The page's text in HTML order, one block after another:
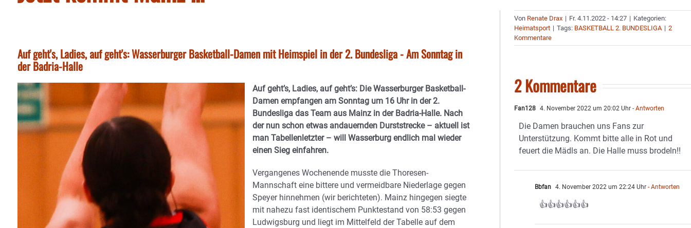
Auf geht's, Ladies, auf geht's: Wasserburger Basketball-Damen mit Heimspiel in der 2. Bundesliga - Am Sonntag in
der Badria-Halle
Auf geht’s, Ladies, auf geht’s: Die Wasserburger Basketball-
Damen empfangen am Sonntag um 16 Uhr in der 2.
Bundesliga das Team aus Mainz in der Badria-Halle. Nach
der nun schon etwas andauernden Durststrecke – aktuell ist
man Tabellenletzter – will Wasserburg endlich mal wieder
einen Sieg einfahren.
Vergangenes Wochenende musste die Thoresen-
Mannschaft eine bittere und vermeidbare Niederlage gegen
Speyer hinnehmen (wir berichteten). Mainz hingegen siegte
mit nahezu fast identischem Punktestand von 58:53 gegen
Ludwigsburg und liegt im Mittelfeld der Tabelle auf dem
Von Renate Drax | Fr. 4.11.2022 - 14:27 | Kategorien:
Heimatsport | Tags: BASKETBALL 2. BUNDESLIGA | 2
Kommentare
2 Kommentare
Fan128 4. November 2022 um 20:02 Uhr - Antworten
Die Damen brauchen uns Fans zur
Unterstützung. Kommt bitte alle in Rot und
feuert die Mädls an. Die Halle muss brodeln!!
Bbfan 4. November 2022 um 22:24 Uhr - Antworten
👍👍👍👍👍👍